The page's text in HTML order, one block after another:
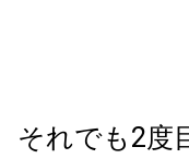
それでも2度